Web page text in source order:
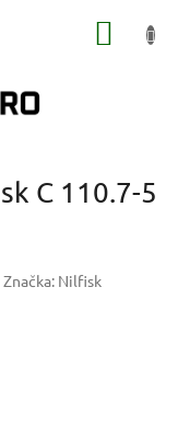
C 110.7-5
Značka: Nilfisk